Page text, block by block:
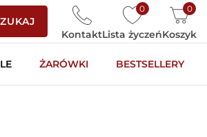
0
Lista życzeń
0
Koszyk
Kontakt
ŻARÓWKI BESTSELLERY